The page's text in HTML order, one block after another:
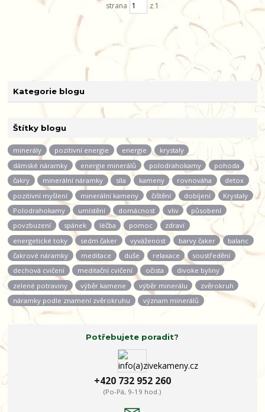
Kategorie blogu
Štítky blogu
minerály pozitivní energie energie
krystaly
dámské náramky
energie minerálů polodrahokamy
pohoda
čakry
minerální náramky síla kameny rovnováha
detox
pozitivní myšlení
minerální kameny čištění dobíjení
Krystaly
Polodrahokamy
umístění domácnost vliv
působení
povzbuzení
spánek léčba pomoc
zdraví
energetické toky
sedm čaker vyváženost barvy čaker
balanc
čakrové náramky
meditace duše relaxace
soustředění
dechová cvičení
meditační cvičení očista
divoke byliny
zelené potraviny
výběr kamene výběr minerálu
zvěrokruh
náramky podle znamení zvěrokruhu
význam minerálů
Potřebujete poradit?
+420 732 952 260
(Po-Pá, 9-19 hod.)
strana z 1